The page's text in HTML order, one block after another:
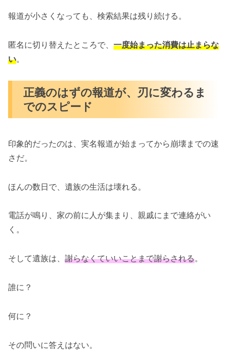
報道が小さくなっても、検索結果は残り続ける。
匿名に切り替えたところで、 一度始まった消費は止まらな
い。
正義のはずの報道が、刃に変わるま
でのスピード
印象的だったのは、実名報道が始まってから崩壊までの速
さだ。
ほんの数日で、遺族の生活は壊れる。
電話が鳴り、家の前に人が集まり、親戚にまで連絡がい
く。
そして遺族は、 謝らなくていいことまで謝らされる。
誰に？
何に？
その問いに答えはない。